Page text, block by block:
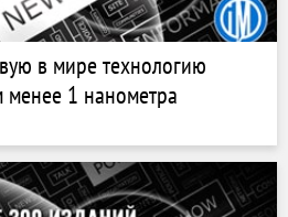
в мире технологию
1 нанометра